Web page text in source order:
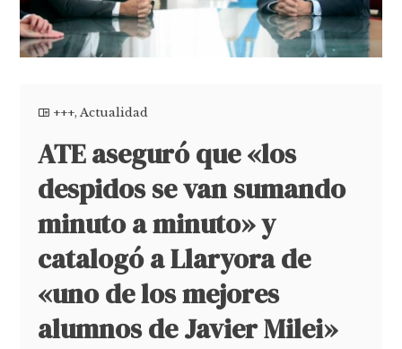
+++,Actualidad
ATE aseguró que «los
despidos se van sumando
minuto a minuto» y
catalogó a Llaryora de
«uno de los mejores
alumnos de Javier Milei»